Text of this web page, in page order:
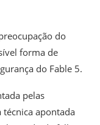
do
forma de
do Fable 5.
pelas
apontada